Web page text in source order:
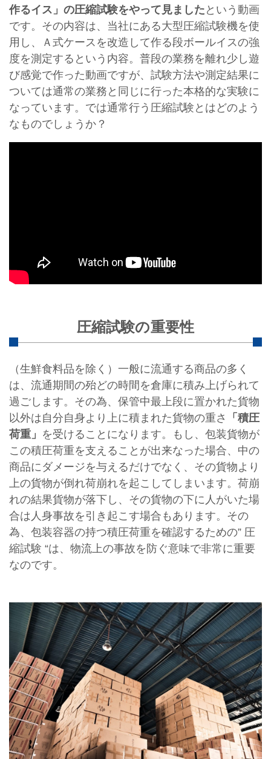
作るイス」の圧縮試験をやって見ました という動画
です。その内容は、当社にある大型圧縮試験機を使
用し、Ａ式ケースを改造して作る段ボールイスの強
度を測定するという内容。普段の業務を離れ少し遊
び感覚で作った動画ですが、試験方法や測定結果に
ついては通常の業務と同じに行った本格的な実験に
なっています。では通常行う圧縮試験とはどのよう
なものでしょうか？
圧縮試験の重要性
（生鮮食料品を除く）一般に流通する商品の多く
は、流通期間の殆どの時間を倉庫に積み上げられて
過ごします。その為、保管中最上段に置かれた貨物
以外は自分自身より上に積まれた貨物の重さ
「積圧
荷重」 を受けることになります。もし、包装貨物が
この積圧荷重を支えることが出来なった場合、中の
商品にダメージを与えるだけでなく、その貨物より
上の貨物が倒れ荷崩れを起こしてしまいます。荷崩
れの結果貨物が落下し、その貨物の下に人がいた場
合は人身事故を引き起こす場合もあります。その
為、包装容器の持つ積圧荷重を確認するための” 圧
縮試験 “は、物流上の事故を防ぐ意味で非常に重要
なのです。